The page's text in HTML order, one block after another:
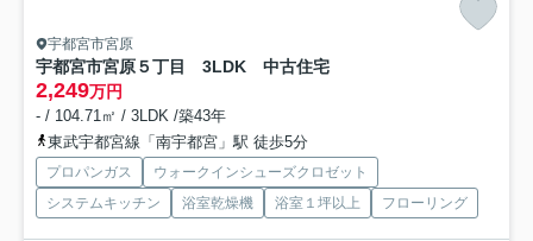
宇都宮市宮原
宇都宮市宮原５丁目 3LDK 中古住宅
2,249万円
- / 104.71㎡ / 3LDK /築43年
東武宇都宮線「南宇都宮」駅 徒歩5分
プロパンガス
ウォークインシューズクロゼット
システムキッチン
浴室乾燥機 浴室１坪以上 フローリング